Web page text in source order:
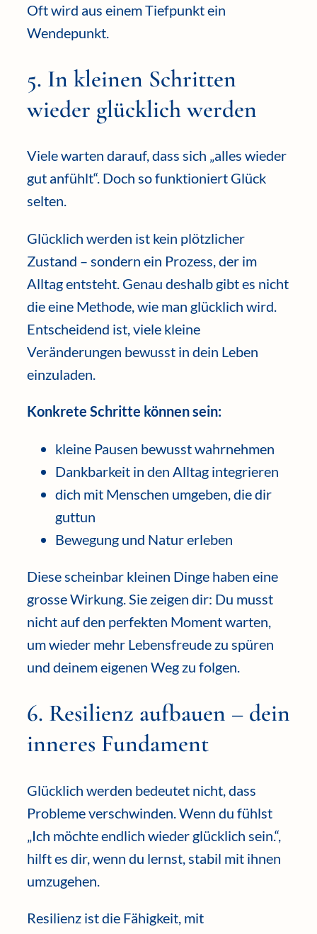
Oft wird aus einem Tiefpunkt ein
Wendepunkt.
5. In kleinen Schritten
wieder glücklich werden
Viele warten darauf, dass sich „alles wieder
gut anfühlt“. Doch so funktioniert Glück
selten.
Glücklich werden ist kein plötzlicher
Zustand – sondern ein Prozess, der im
Alltag entsteht. Genau deshalb gibt es nicht
die eine Methode, wie man glücklich wird.
Entscheidend ist, viele kleine
Veränderungen bewusst in dein Leben
einzuladen.
Konkrete Schritte können sein:
kleine Pausen bewusst wahrnehmen
Dankbarkeit in den Alltag integrieren
dich mit Menschen umgeben, die dir
guttun
Bewegung und Natur erleben
Diese scheinbar kleinen Dinge haben eine
grosse Wirkung. Sie zeigen dir: Du musst
nicht auf den perfekten Moment warten,
um wieder mehr Lebensfreude zu spüren
und deinem eigenen Weg zu folgen.
6. Resilienz aufbauen – dein
inneres Fundament
Glücklich werden bedeutet nicht, dass
Probleme verschwinden. Wenn du fühlst
„Ich möchte endlich wieder glücklich sein.“,
hilft es dir, wenn du lernst, stabil mit ihnen
umzugehen.
Resilienz ist die Fähigkeit, mit